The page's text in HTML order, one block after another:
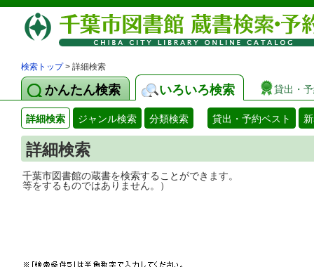
検索トップ> 詳細検索
かんたん検索 いろいろ検索 貸出・
詳細検索 ジャンル検索 分類検索 貸出・予約ベスト
詳細検索
千葉市図書館の蔵書を検索することがで
等をするものではありません。）